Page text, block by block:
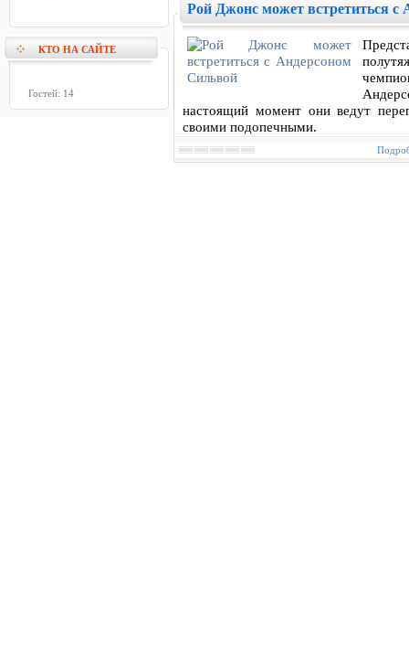
КТО НА САЙТЕ
Гостей: 14
Рой Джонс может встретиться с
настоящий момент они ведут
своими подопечными.